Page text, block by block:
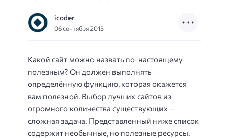
icoder
06 сентября 2015
Какой сайт можно назвать по-настоящему
полезным? Он должен выполнять
определённую функцию, которая окажется
вам полезной. Выбор лучших сайтов из
огромного количества существующих —
сложная задача. Представленный ниже список
содержит необычные, но полезные ресурсы.